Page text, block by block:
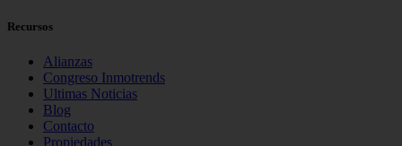
Recursos
Alianzas
Congreso Inmotrends
Ultimas Noticias
Blog
Contacto
Propiedades